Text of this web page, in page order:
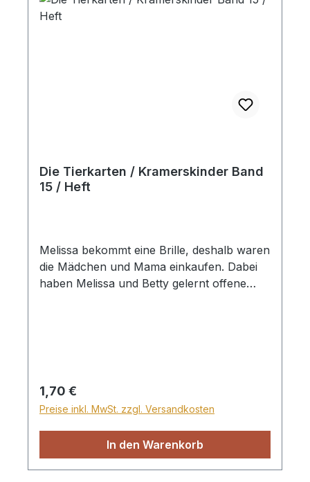
Die Tierkarten / Kramerskinder Band
15 / Heft
Melissa bekommt eine Brille, deshalb waren
die Mädchen und Mama einkaufen. Dabei
haben Melissa und Betty gelernt offene
Regulärer Preis:
1,70 €
Preise inkl. MwSt. zzgl. Versandkosten
In den Warenkorb